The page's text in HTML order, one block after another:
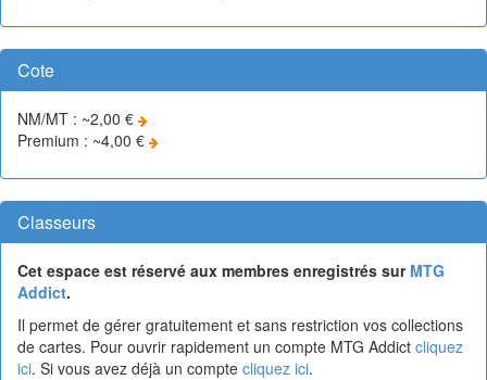
Cote
NM/MT : ~2,00 €
Premium : ~4,00 €
Classeurs
Cet espace est réservé aux membres enregistrés sur MTG
Addict.
Il permet de gérer gratuitement et sans restriction vos collections
de cartes. Pour ouvrir rapidement un compte MTG Addict cliquez
ici. Si vous avez déjà un compte cliquez ici.